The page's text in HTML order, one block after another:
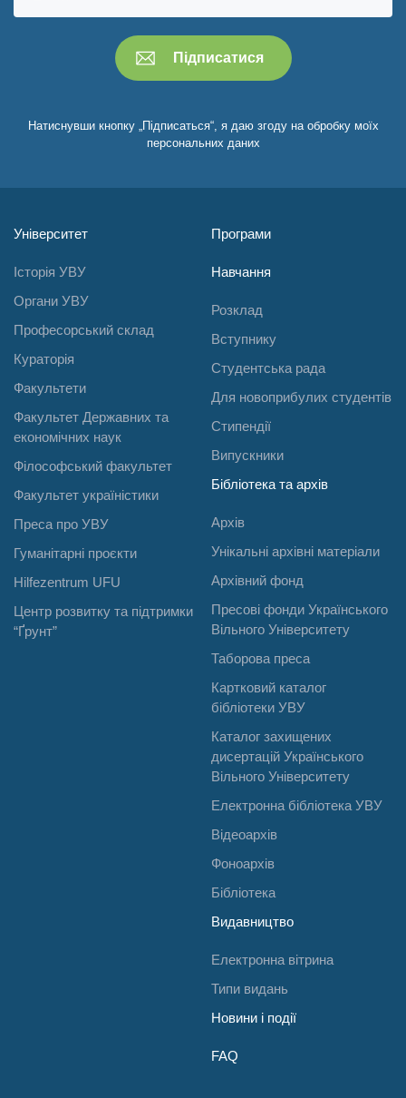
Натиснувши кнопку „Підписаться“, я даю згоду на обробку моїх
персональних даних
Університет
Історія УВУ
Органи УВУ
Професорський склад
Кураторія
Факультети
Факультет Державних та
економічних наук
Філософський факультет
Факультет україністики
Преса про УВУ
Гуманітарні проєкти
Hilfezentrum UFU
Центр розвитку та підтримки
“Ґрунт”
Програми
Навчання
Розклад
Вступнику
Студентська рада
Для новоприбулих студентів
Стипендії
Випускники
Бібліотека та архів
Архів
Унікальні архівні матеріали
Архівний фонд
Пресові фонди Українського
Вільного Університету
Таборова преса
Картковий каталог
бібліотеки УВУ
Каталог захищених
дисертацій Українського
Вільного Університету
Електронна бібліотека УВУ
Відеоархів
Фоноархів
Бібліотека
Видавництво
Електронна вітрина
Типи видань
Новини і події
FAQ